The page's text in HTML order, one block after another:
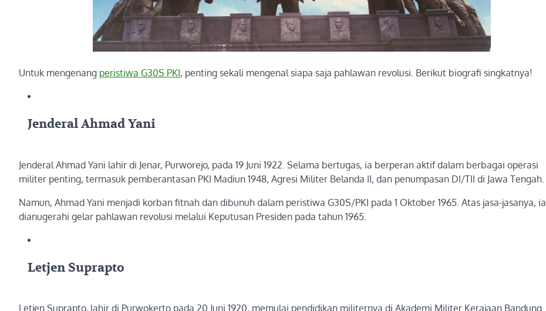
Untuk mengenang peristiwa G30S PKI, penting sekali mengenal siapa saja pahlawan revolusi. Berikut biografi singkatnya!
Jenderal Ahmad Yani
Jenderal Ahmad Yani lahir di Jenar, Purworejo, pada 19 Juni 1922. Selama bertugas, ia berperan aktif dalam berbagai operasi
militer penting, termasuk pemberantasan PKI Madiun 1948, Agresi Militer Belanda II, dan penumpasan DI/TII di Jawa Tengah.
Namun, Ahmad Yani menjadi korban fitnah dan dibunuh dalam peristiwa G30S/PKI pada 1 Oktober 1965. Atas jasa-jasanya, ia
dianugerahi gelar pahlawan revolusi melalui Keputusan Presiden pada tahun 1965.
Letjen Suprapto
Letjen Suprapto, lahir di Purwokerto pada 20 Juni 1920, memulai pendidikan militernya di Akademi Militer Kerajaan Bandung.